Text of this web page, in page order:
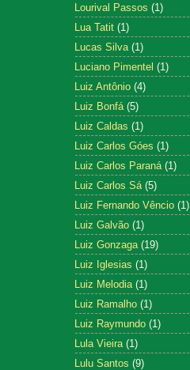
Lourival Passos (1)
Lua Tatit (1)
Lucas Silva (1)
Luciano Pimentel (1)
Luiz Antônio (4)
Luiz Bonfá (5)
Luiz Caldas (1)
Luiz Carlos Góes (1)
Luiz Carlos Paraná (1)
Luiz Carlos Sá (5)
Luiz Fernando Vêncio (1)
Luiz Galvão (1)
Luiz Gonzaga (19)
Luiz Iglesias (1)
Luiz Melodia (1)
Luiz Ramalho (1)
Luiz Raymundo (1)
Lula Vieira (1)
Lulu Santos (9)